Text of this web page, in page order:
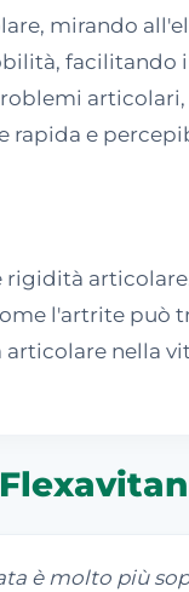
mirando
rapida e
l'artrite può
articolare nella
è molto più